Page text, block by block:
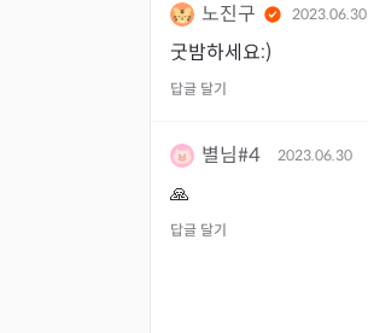
노진구 2023.06.30
굿밤하세요:)
답글 달기
별님#4 2023.06.30
🙏
답글 달기